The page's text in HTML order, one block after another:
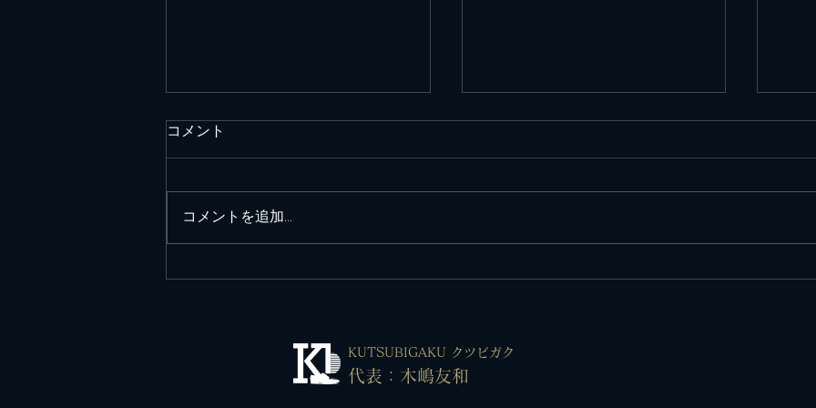
2026.8月の営業日
SUNSET BAY AOYAMA POP UP
コメント
コメントを追加…
​KUTSUBIGAKU クツビガク
代表：木嶋友和